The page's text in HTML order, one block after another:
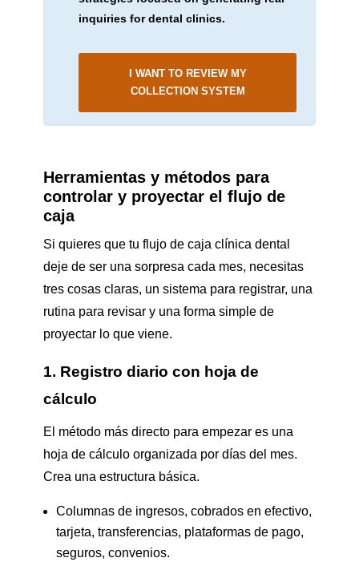
inquiries for dental clinics.
I WANT TO REVIEW MY
COLLECTION SYSTEM
Herramientas y métodos para
controlar y proyectar el flujo de
caja
Si quieres que tu flujo de caja clínica dental
deje de ser una sorpresa cada mes, necesitas
tres cosas claras, un sistema para registrar, una
rutina para revisar y una forma simple de
proyectar lo que viene.
1. Registro diario con hoja de
cálculo
El método más directo para empezar es una
hoja de cálculo organizada por días del mes.
Crea una estructura básica.
Columnas de ingresos, cobrados en efectivo,
tarjeta, transferencias, plataformas de pago,
seguros, convenios.